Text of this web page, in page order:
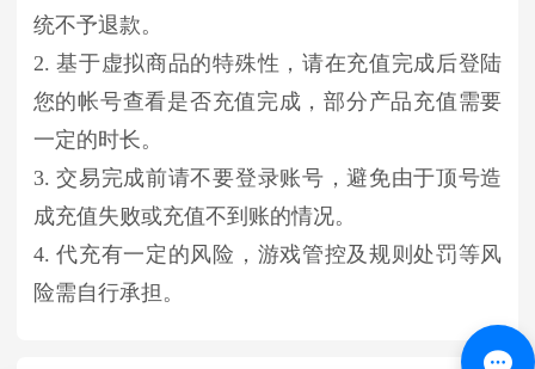
统不予退款。
2. 基于虚拟商品的特殊性，请在充值完成后登陆
您的帐号查看是否充值完成，部分产品充值需要
一定的时长。
3. 交易完成前请不要登录账号，避免由于顶号造
成充值失败或充值不到账的情况。
4. 代充有一定的风险，游戏管控及规则处罚等风
险需自行承担。